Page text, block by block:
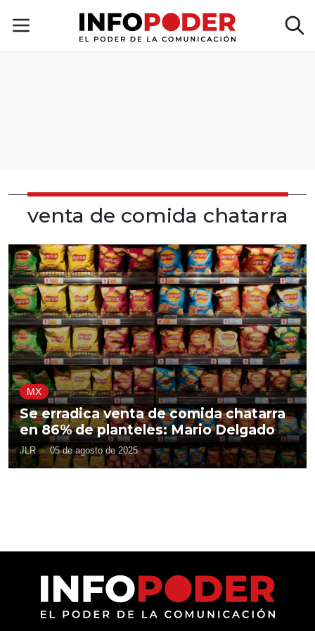
venta de comida chatarra
MX
Se erradica venta de comida chatarra
en 86% de planteles: Mario Delgado
JLR· 05 de agosto de 2025